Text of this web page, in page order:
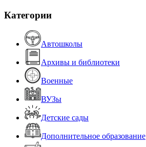
Категории
Автошколы
Архивы и библиотеки
Военные
ВУЗы
Детские сады
Дополнительное образование